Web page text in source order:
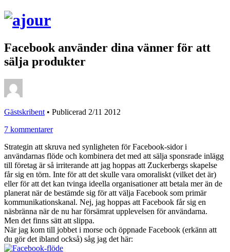
Facebook använder dina vänner för att
sälja produkter
Gästskribent • Publicerad 2/11 2012
7 kommentarer
Strategin att skruva ned synligheten för Facebook-sidor i
användarnas flöde och kombinera det med att sälja sponsrade inlägg
till företag är så irriterande att jag hoppas att Zuckerbergs skapelse
får sig en törn. Inte för att det skulle vara omoraliskt (vilket det är)
eller för att det kan tvinga ideella organisationer att betala mer än de
planerat när de bestämde sig för att välja Facebook som primär
kommunikationskanal. Nej, jag hoppas att Facebook får sig en
näsbränna när de nu har försämrat upplevelsen för användarna.
Men det finns sätt att slippa.
När jag kom till jobbet i morse och öppnade Facebook (erkänn att
du gör det ibland också) såg jag det här: